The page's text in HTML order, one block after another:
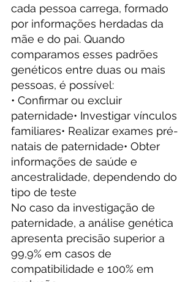
cada pessoa carrega, formado
por informações herdadas da
mãe e do pai. Quando
comparamos esses padrões
genéticos entre duas ou mais
pessoas, é possível:
• Confirmar ou excluir
paternidade• Investigar vínculos
familiares• Realizar exames pré-
natais de paternidade• Obter
informações de saúde e
ancestralidade, dependendo do
tipo de teste
No caso da investigação de
paternidade, a análise genética
apresenta precisão superior a
99,9% em casos de
compatibilidade e 100% em